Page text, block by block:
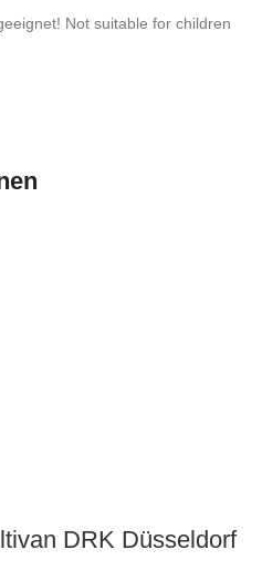
Not suitable for children
DRK Düsseldorf